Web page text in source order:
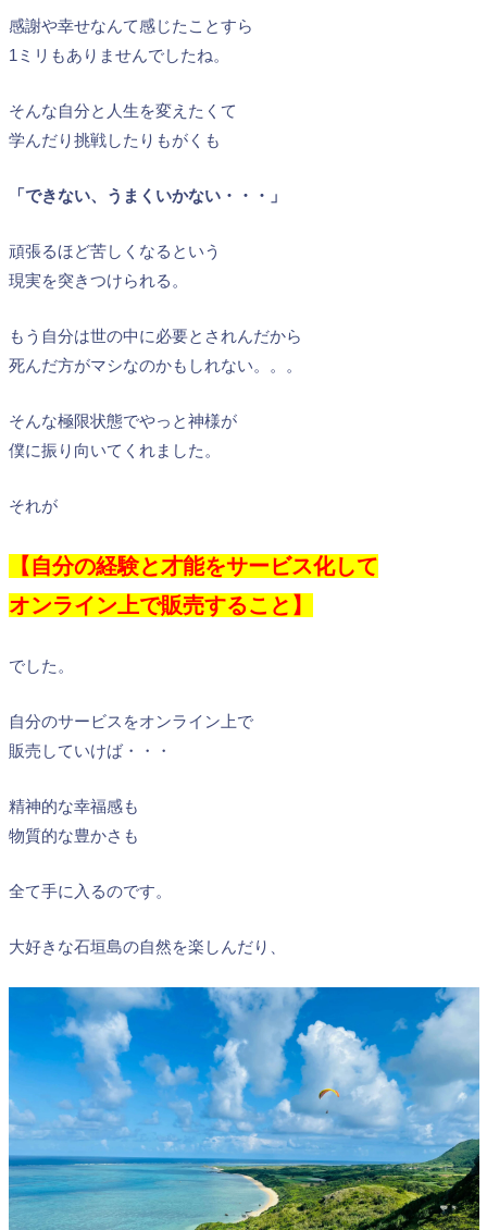
感謝や幸せなんて感じたことすら
1ミリもありませんでしたね。
そんな自分と人生を変えたくて
学んだり挑戦したりもがくも
「できない、うまくいかない・・・」
頑張るほど苦しくなるという
現実を突きつけられる。
もう自分は世の中に必要とされんだから
死んだ方がマシなのかもしれない。。。
そんな極限状態でやっと神様が
僕に振り向いてくれました。
それが
【自分の経験と才能をサービス化して
オンライン上で販売すること】
でした。
自分のサービスをオンライン上で
販売していけば・・・
精神的な幸福感も
物質的な豊かさも
全て手に入るのです。
大好きな石垣島の自然を楽しんだり、